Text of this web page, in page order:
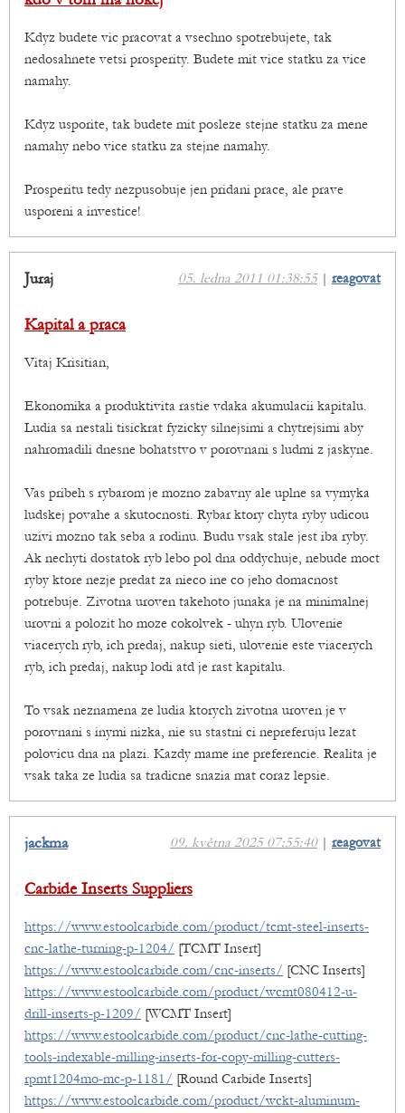
Kdyz budete vic pracovat a vsechno spotrebujete, tak
nedosahnete vetsi prosperity. Budete mit vice statku za vice
namahy.
Kdyz usporite, tak budete mit posleze stejne statku za mene
namahy nebo vice statku za stejne namahy.
Prosperitu tedy nezpusobuje jen pridani prace, ale prave
usporeni a investice!
05. ledna 2011 01:38:55| reagovat
Juraj
Kapital a praca
Vitaj Krisitian,
Ekonomika a produktivita rastie vdaka akumulacii kapitalu.
Ludia sa nestali tisickrat fyzicky silnejsimi a chytrejsimi aby
nahromadili dnesne bohatstvo v porovnani s ludmi z jaskyne.
Vas pribeh s rybarom je mozno zabavny ale uplne sa vymyka
ludskej povahe a skutocnosti. Rybar ktory chyta ryby udicou
uzivi mozno tak seba a rodinu. Budu vsak stale jest iba ryby.
Ak nechyti dostatok ryb lebo pol dna oddychuje, nebude moct
ryby ktore nezje predat za nieco ine co jeho domacnost
potrebuje. Zivotna uroven takehoto junaka je na minimalnej
urovni a polozit ho moze cokolvek - uhyn ryb. Ulovenie
viacerych ryb, ich predaj, nakup sieti, ulovenie este viacerych
ryb, ich predaj, nakup lodi atd je rast kapitalu.
To vsak neznamena ze ludia ktorych zivotna uroven je v
porovnani s inymi nizka, nie su stastni ci nepreferuju lezat
polovicu dna na plazi. Kazdy mame ine preferencie. Realita je
vsak taka ze ludia sa tradicne snazia mat coraz lepsie.
09. května 2025 07:55:40| reagovat
jackma
Carbide Inserts Suppliers
https://www.estoolcarbide.com/product/tcmt-steel-inserts-
cnc-lathe-turning-p-1204/ [TCMT Insert]
https://www.estoolcarbide.com/cnc-inserts/ [CNC Inserts]
https://www.estoolcarbide.com/product/wcmt080412-u-
drill-inserts-p-1209/ [WCMT Insert]
https://www.estoolcarbide.com/product/cnc-lathe-cutting-
tools-indexable-milling-inserts-for-copy-milling-cutters-
rpmt1204mo-mc-p-1181/ [Round Carbide Inserts]
https://www.estoolcarbide.com/product/wckt-aluminum-